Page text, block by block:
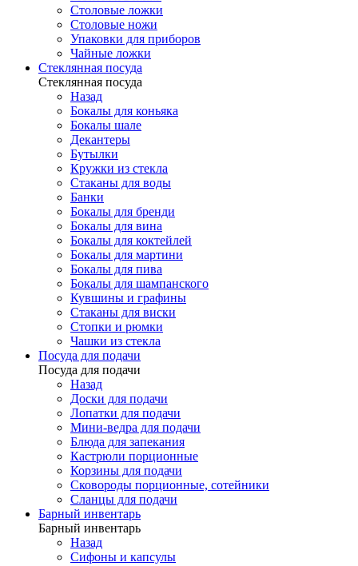
Столовые ложки
Столовые ножи
Упаковки для приборов
Чайные ложки
Стеклянная посуда
Стеклянная посуда
Назад
Бокалы для коньяка
Бокалы шале
Декантеры
Бутылки
Кружки из стекла
Стаканы для воды
Банки
Бокалы для бренди
Бокалы для вина
Бокалы для коктейлей
Бокалы для мартини
Бокалы для пива
Бокалы для шампанского
Кувшины и графины
Стаканы для виски
Стопки и рюмки
Чашки из стекла
Посуда для подачи
Посуда для подачи
Назад
Доски для подачи
Лопатки для подачи
Мини-ведра для подачи
Блюда для запекания
Кастрюли порционные
Корзины для подачи
Сковороды порционные, сотейники
Сланцы для подачи
Барный инвентарь
Барный инвентарь
Назад
Сифоны и капсулы